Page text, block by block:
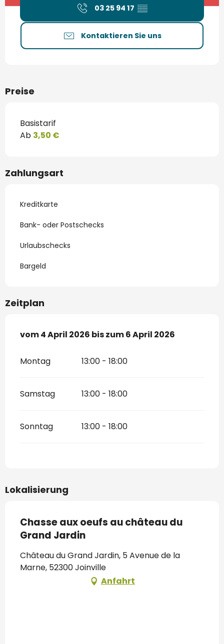
03 25 94 17 ▒▒
Kontaktieren Sie uns
Preise
Basistarif
Ab 3,50 €
Zahlungsart
Kreditkarte
Bank- oder Postschecks
Urlaubschecks
Bargeld
Zeitplan
vom4 April 2026 bis zum6 April 2026
vom4 April 2026 bis zum6 April 2026
Montag 13:00 - 18:00
Samstag 13:00 - 18:00
Sonntag 13:00 - 18:00
Lokalisierung
Chasse aux oeufs au château du
Grand Jardin
Château du Grand Jardin, 5 Avenue de la
Marne, 52300 Joinville
Anfahrt